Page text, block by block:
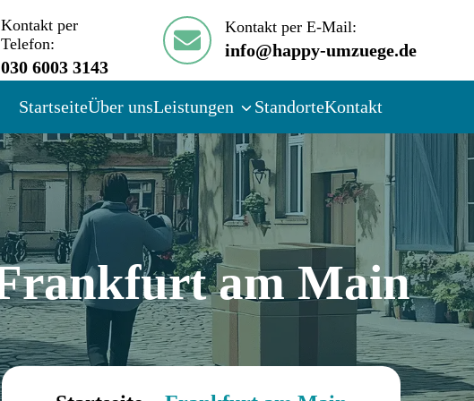
Kontakt per
Telefon:
030 6003 3143
Kontakt per E-Mail:
info@happy-umzuege.de
StartseiteÜber unsLeistungen StandorteKontakt
am Main